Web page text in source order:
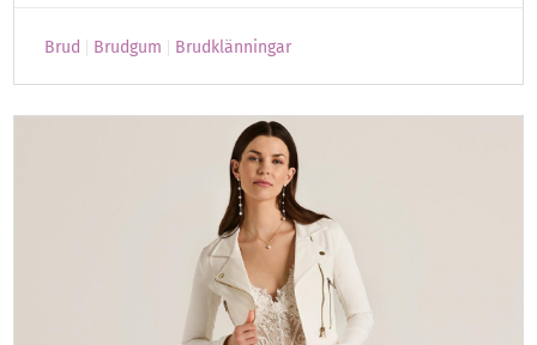
Brud Brudgum Brudklänningar